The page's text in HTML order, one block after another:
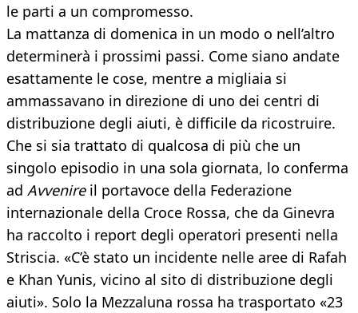
le parti a un compromesso.
La mattanza di domenica in un modo o nell’altro
determinerà i prossimi passi. Come siano andate
esattamente le cose, mentre a migliaia si
ammassavano in direzione di uno dei centri di
distribuzione degli aiuti, è difficile da ricostruire.
Che si sia trattato di qualcosa di più che un
singolo episodio in una sola giornata, lo conferma
ad Avvenireil portavoce della Federazione
internazionale della Croce Rossa, che da Ginevra
ha raccolto i report degli operatori presenti nella
Striscia. «C’è stato un incidente nelle aree di Rafah
e Khan Yunis, vicino al sito di distribuzione degli
aiuti». Solo la Mezzaluna rossa ha trasportato «23